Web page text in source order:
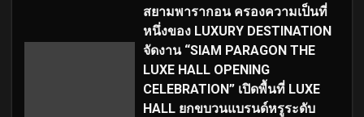
สยามพารากอน ครองความเป็นที่
หนึ่งของ LUXURY DESTINATION
จัดงาน “SIAM PARAGON THE
LUXE HALL OPENING
CELEBRATION” เปิดพื้นที่ LUXE
HALL ยกขบวนแบรนด์หรูระดับ